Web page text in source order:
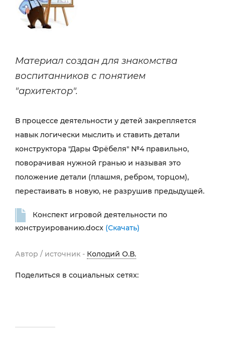
Материал создан для знакомства
воспитанников с понятием
"архитектор".
В процессе деятельности у детей закрепляется
навык логически мыслить и ставить детали
конструктора "Дары Фрёбеля" №4 правильно,
поворачивая нужной гранью и называя это
положение детали (плашмя, ребром, торцом),
перестаивать в новую, не разрушив предыдущей.
Конспект игровой деятельности по
конструированию.docx (Скачать)
Автор / источник - Колодий О.В.
Поделиться в социальных сетях: